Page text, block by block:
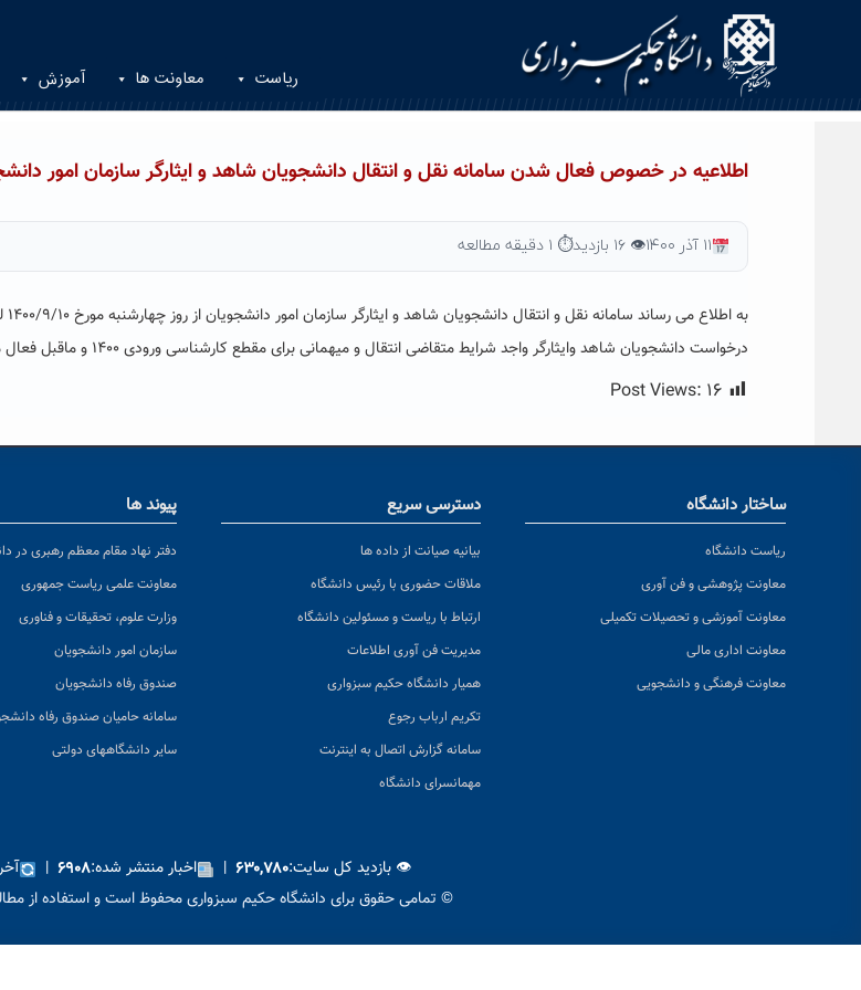
ریاست معاونت ها آموزش
اطلاعیه در خصوص فعال شدن سامانه نقل و انتقال دانشجویان شاهد و ایثارگر سازمان امور
۱۱ آذر ۱۴۰۰ 👁 ۱۶ بازدید ⏱ ۱ دقیقه مطالعه
درخواست دانشجویان شاهد وایثارگر واجد شرایط متقاضی انتقال و میهمانی برای مقطع کارشناسی ورودی ۱۴۰۰ و ماقبل فعال می باشد.
Post Views: ۱۶
ساختار دانشگاه
ریاست دانشگاه
معاونت پژوهشی و فن آوری
معاونت آموزشی و تحصیلات تکمیلی
معاونت اداری مالی
معاونت فرهنگی و دانشجویی
دسترسی سریع
بیانیه صیانت از داده ها
ملاقات حضوری با رئیس دانشگاه
ارتباط با ریاست و مسئولین دانشگاه
مدیریت فن آوری اطلاعات
همیار دانشگاه حکیم سبزواری
تکریم ارباب رجوع
سامانه گزارش اتصال به اینترنت
مهمانسرای دانشگاه
پیوند ها
دفتر نهاد مقام معظم رهبری در
معاونت علمی ریاست جمهوری
وزارت علوم، تحقیقات و فناوری
سازمان امور دانشجویان
صندوق رفاه دانشجویان
سامانه حامیان صندوق رفاه
سایر دانشگاههای دولتی
👁 بازدید کل سایت:۶۳۰,۷۸۰ | اخبار منتشر شده:۶۹۰۸ |
© تمامی حقوق برای دانشگاه حکیم سبزواری محفوظ است و استفاده از